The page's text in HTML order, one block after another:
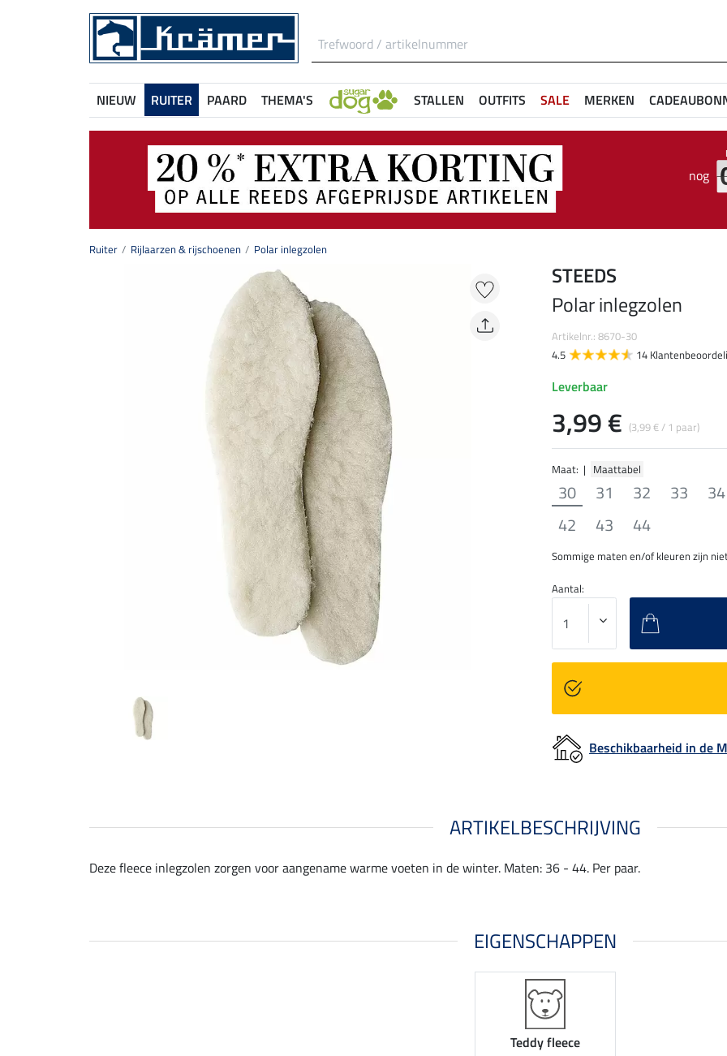
NIEUW RUITER PAARD THEMA'S STALLEN OUTFITS SALE MERKEN
nog
Ruiter Rijlaarzen & rijschoenen Polar inlegzolen
Maat: | Maattabel
30 31 32 33 34
42
43 44
Sommige maten en/of kleuren zijn
STEEDS
Polar inlegzolen
Artikelnr.: 8670-30
4.5
14
Leverbaar
3,99 € (3,99 € / 1 paar)
Aantal:
Beschikbaarheid in de
ARTIKELBESCHRIJVING
Deze fleece inlegzolen zorgen voor aangename warme voeten in de winter. Maten: 36 - 44. Per paar.
EIGENSCHAPPEN
Teddy fleece